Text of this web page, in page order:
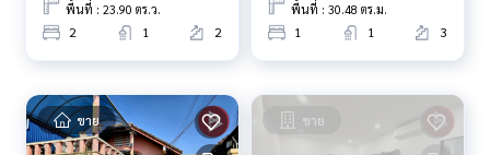
Tel :0962349944 ทราย (รหัสตัวแทน 4467)
Line ID : Sa-iii
สนใจดูทรัพย์อื่นๆ เพิ่มเติม มากกว่า 3,000 รายการ
www.tb.co.th
พื้นที่ : 23.90 ตร.ว.
2 1 2
พื้นที่ : 30.48 ตร.ม.
1 1 3
ขาย ขาย